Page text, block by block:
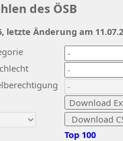
des ÖSB
Top 100
letzte Änderung am